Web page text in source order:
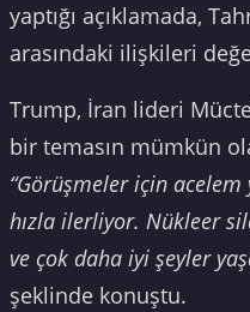
yaptığı açıklamada,
arasındaki ilişkileri
Trump, İran lideri
bir temasın mümkün
“Görüşmeler için
hızla ilerliyor. Nükleer
ve çok daha iyi şeyler
şeklinde konuştu.